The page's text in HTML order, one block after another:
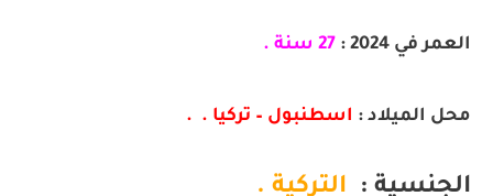
العمر في 2024 : 27 سنة .
محل الميلاد : اسطنبول – تركيا . .
الجنسية : التركية .